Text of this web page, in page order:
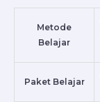
Metode
Belajar
Paket Belajar